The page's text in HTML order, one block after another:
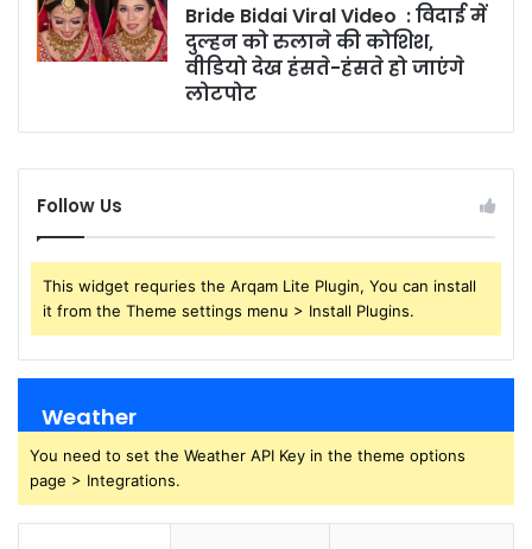
Bride Bidai Viral Video : विदाई में
दुल्हन को रुलाने की कोशिश,
वीडियो देख हंसते-हंसते हो जाएंगे
लोटपोट
Follow Us
This widget requries the Arqam Lite Plugin, You can install
it from the Theme settings menu > Install Plugins.
Weather
You need to set the Weather API Key in the theme options
page > Integrations.